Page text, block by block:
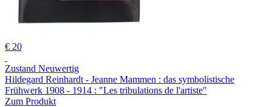
€ 20
Zustand Neuwertig
Hildegard Reinhardt - Jeanne Mammen : das symbolistische
Frühwerk 1908 - 1914 : "Les tribulations de l'artiste"
Zum Produkt